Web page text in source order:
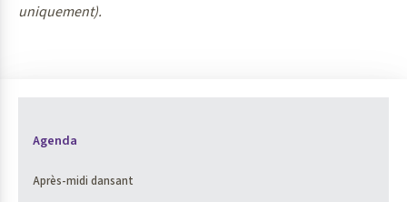
Agenda
Après-midi dansant
uniquement).